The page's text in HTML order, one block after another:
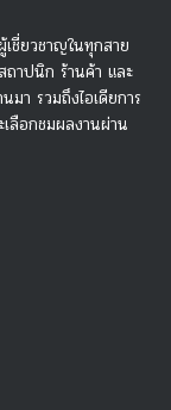
ชี่ยวชาญในทุกสาย
ถาปนิก ร้านค้า และ
า รวมถึงไอเดียการ
เลือกชมผลงานผ่าน